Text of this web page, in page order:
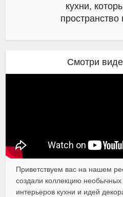
кухни,
Смотри
Приветствуем вас на нашем
создали коллекцию
интерьеров кухни и идей